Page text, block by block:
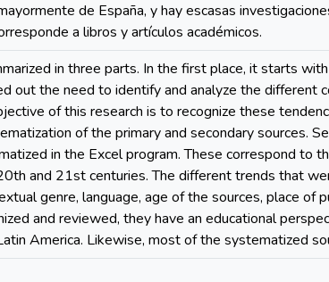
de España, y hay escasas
a libros y artículos académicos.
in three parts. In the first place, it starts
out the need to identify and analyze the different
of this research is to recognize these
of the primary and secondary sources.
in the Excel program. These correspond to
and 21st centuries. The different trends that
genre, language, age of the sources, place of
and reviewed, they have an educational
America. Likewise, most of the systematized